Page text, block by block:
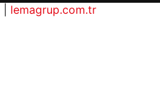
lemagrup.com.tr